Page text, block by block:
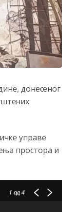
донесеног
управе
простора и
1од 4